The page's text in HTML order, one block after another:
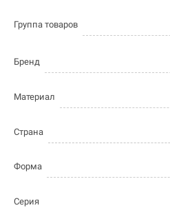
Группа товаров
Бренд
Материал
Страна
Форма
Серия